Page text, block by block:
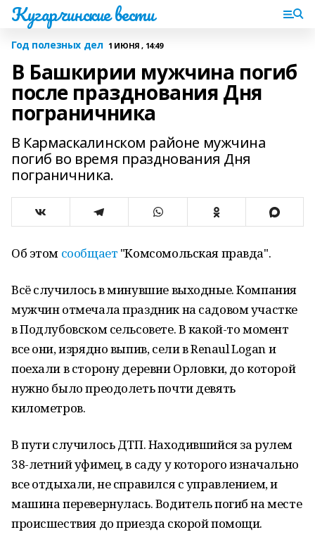
Кугарчинские вести
Год полезных дел 1 ИЮНЯ , 14:49
В Башкирии мужчина погиб
после празднования Дня
пограничника
В Кармаскалинском районе мужчина
погиб во время празднования Дня
пограничника.
Об этом сообщает "Комсомольская правда".
Всё случилось в минувшие выходные. Компания
мужчин отмечала праздник на садовом участке
в Подлубовском сельсовете. В какой-то момент
все они, изрядно выпив, сели в Renaul Logan и
поехали в сторону деревни Орловки, до которой
нужно было преодолеть почти девять
километров.
В пути случилось ДТП. Находившийся за рулем
38-летний уфимец, в саду у которого изначально
все отдыхали, не справился с управлением, и
машина перевернулась. Водитель погиб на месте
происшествия до приезда скорой помощи.